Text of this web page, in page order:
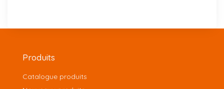
Produits
Catalogue produits